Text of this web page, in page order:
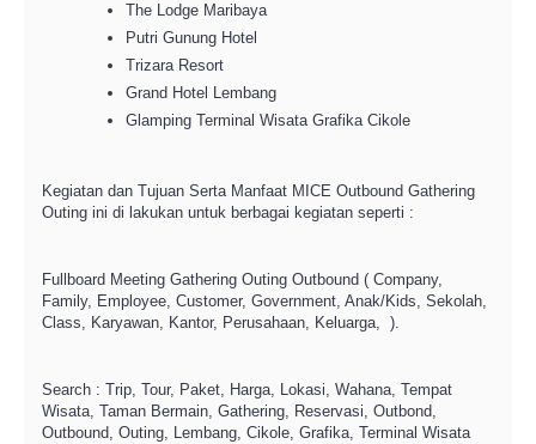
The Lodge Maribaya
Putri Gunung Hotel
Trizara Resort
Grand Hotel Lembang
Glamping Terminal Wisata Grafika Cikole
Kegiatan dan Tujuan Serta Manfaat MICE Outbound Gathering
Outing ini di lakukan untuk berbagai kegiatan seperti :
Fullboard Meeting Gathering Outing Outbound ( Company,
Family, Employee, Customer, Government, Anak/Kids, Sekolah,
Class, Karyawan, Kantor, Perusahaan, Keluarga, ).
Search : Trip, Tour, Paket, Harga, Lokasi, Wahana, Tempat
Wisata, Taman Bermain, Gathering, Reservasi, Outbond,
Outbound, Outing, Lembang, Cikole, Grafika, Terminal Wisata